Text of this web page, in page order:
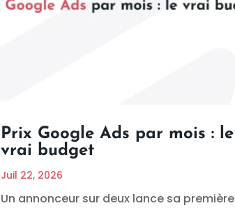
Prix Google Ads par mois : le
vrai budget
Juil 22, 2026
Un annonceur sur deux lance sa première